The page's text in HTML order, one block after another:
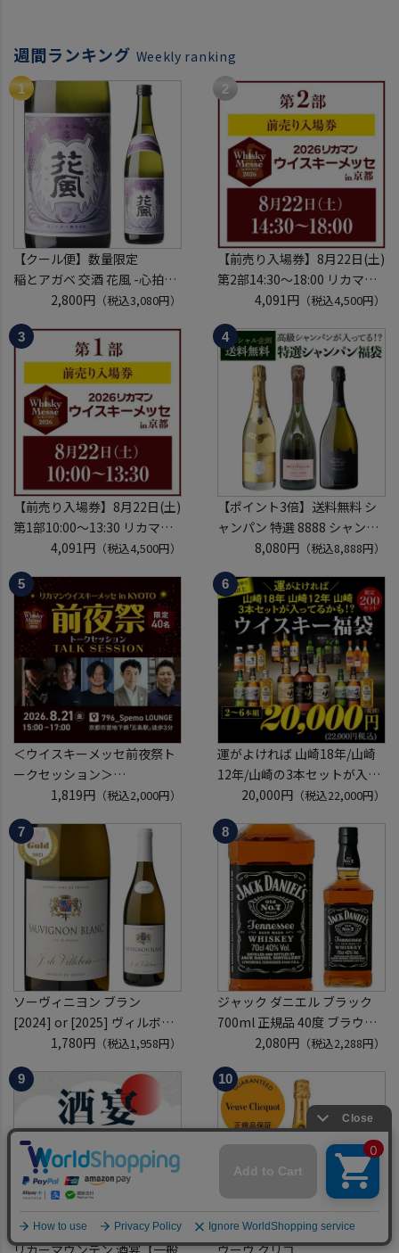
週間ランキング Weekly ranking
【クール便】数量限定
稲とアガベ 交酒 花風 -心拍-
KYOTO EDITION 720ml こう
しゅ はなかぜ craft sake クラ
フトサケ 秋田県 男鹿市
2,800円（税込3,080円）
【前売り入場券】8月22日(土)
第2部14:30～18:00 リカマン
ウイスキーメッセ in京都
2026 1枚
入場券となるeチケットは【8
月中旬】にメールにて配信予
※代引き決済不可
4,091円 （税込4,500円）
【前売り入場券】8月22日(土)
第1部10:00～13:30 リカマン
ウイスキーメッセ in京都
2026 1枚
入場券となるeチケットは【8
月中旬】にメールにて配信予
定
※代引き決済不可
4,091円（税込4,500円）
【ポイント3倍】送料無料 シ
ャンパン 特選 8888 シャンパ
ン福袋 第29弾 高級シャンパ
ン を探せ！ 超レアシャンパン
が入ってるかも!?【限定300セ
ット】 シャンパーニュ クリス
タル ドンペリP2 NPU 2008
VT リカーマウ
8,080円 （税込8,888円）
＜ウイスキーメッセ前夜祭ト
ークセッション＞
8月21日(金)15:00～17:00京都
開催
クレジットカード決済のみ
1,819円（税込2,000円）
運がよければ 山崎18年/山崎
12年/山崎の3本セットが入っ
ているかも！？ ウイスキー福
袋 2～6本組 限定200セット
虎S ※必ずもらえるCP対象
(1P)
20,000円 （税込22,000円）
ソーヴィニヨン ブラン
[2024] or [2025] ヴィルボワ
750ml フランス ロワール 辛
口 白ワイン 浜運A
1,780円（税込1,958円）
ジャック ダニエル ブラック
700ml 正規品 40度 ブラウン
フォーマン
ウイスキー テネシー バーボン
長S
2,080円 （税込2,288円）
リカーマウンテン 酒宴【一般 ヴーヴ クリコ